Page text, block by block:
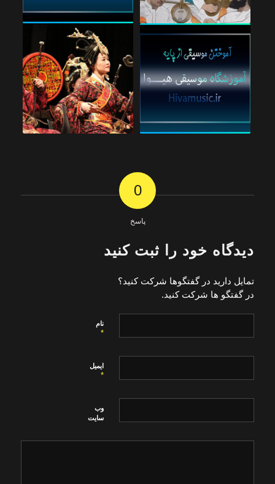
0
پاسخ
دیدگاه خود را ثبت کنید
تمایل دارید در گفتگوها شرکت کنید؟
در گفتگو ها شرکت کنید.
نام
*
ایمیل
*
وب‌
سایت